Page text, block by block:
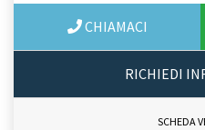
CHIAMACI
RICHIEDI
SCHEDA